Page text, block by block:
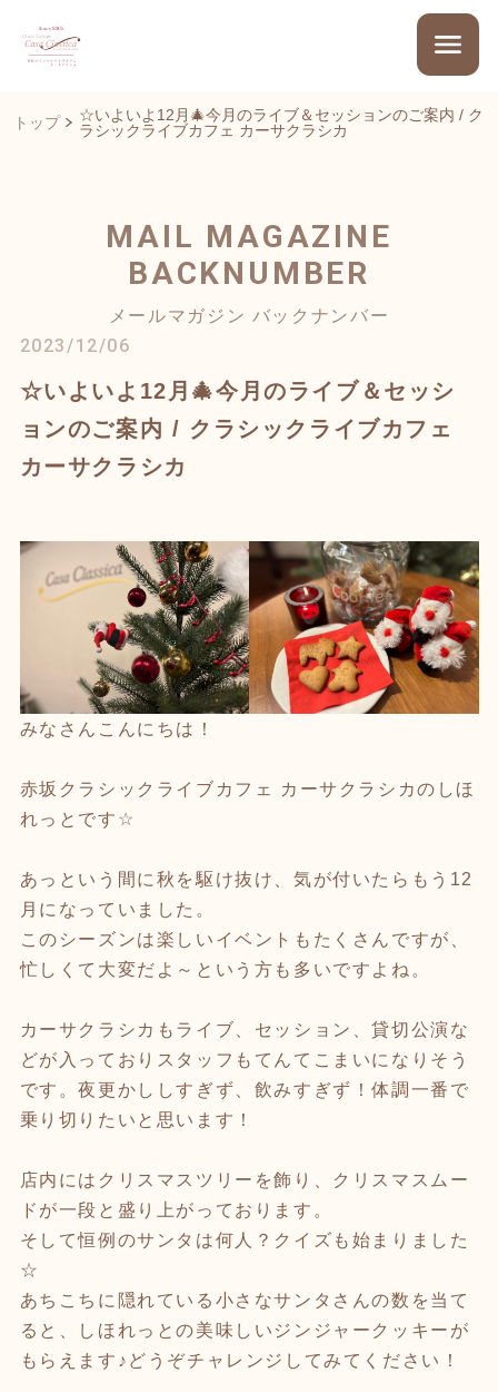
トップ
☆いよいよ12月🎄今月のライブ＆セッションのご案内 / ク
ラシックライブカフェ カーサクラシカ
MAIL MAGAZINE
BACKNUMBER
メールマガジン バックナンバー
2023/12/06
☆いよいよ12月🎄今月のライブ＆セッシ
ョンのご案内 / クラシックライブカフェ
カーサクラシカ
みなさんこんにちは！
赤坂クラシックライブカフェ カーサクラシカのしほ
れっとです ☆
あっという間に秋を駆け抜け、気が付いたらもう 12
月になっていました。
このシーズンは楽しいイベントもたくさんですが、
忙しくて大変だよ～という方も多いですよね。
カーサクラシカもライブ、セッション、貸切公演な
どが入っておりスタッフもてんてこまいになりそう
です。夜更かししすぎず、飲みすぎず！体調一番で
乗り切りたいと思います！
店内にはクリスマスツリーを飾り、クリスマスムー
ドが一段と盛り上がっております。
そして恒例のサンタは何人？クイズも始まりました
☆
あちこちに隠れている小さなサンタさんの数を当て
ると、しほれっとの美味しいジンジャークッキーが
もらえます♪どうぞチャレンジしてみてください！